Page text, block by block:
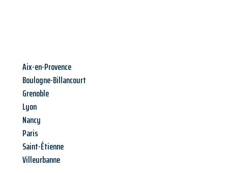
Aix-en-Provence
Boulogne-Billancourt
Grenoble
Lyon
Nancy
Paris
Saint-Étienne
Villeurbanne